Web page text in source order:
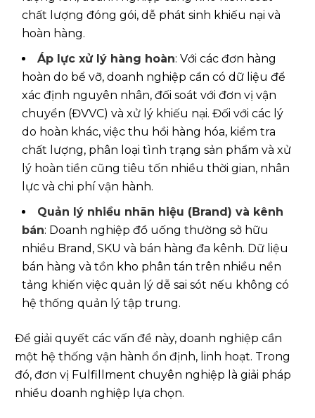
chất lượng đóng gói, dễ phát sinh khiếu nại và
hoàn hàng.
Áp lực xử lý hàng hoàn: Với các đơn hàng
hoàn do bể vỡ, doanh nghiệp cần có dữ liệu để
xác định nguyên nhân, đối soát với đơn vị vận
chuyển (ĐVVC) và xử lý khiếu nại. Đối với các lý
do hoàn khác, việc thu hồi hàng hóa, kiểm tra
chất lượng, phân loại tình trạng sản phẩm và xử
lý hoàn tiền cũng tiêu tốn nhiều thời gian, nhân
lực và chi phí vận hành.
Quản lý nhiều nhãn hiệu (Brand) và kênh
bán: Doanh nghiệp đồ uống thường sở hữu
nhiều Brand, SKU và bán hàng đa kênh. Dữ liệu
bán hàng và tồn kho phân tán trên nhiều nền
tảng khiến việc quản lý dễ sai sót nếu không có
hệ thống quản lý tập trung.
Để giải quyết các vấn đề này, doanh nghiệp cần
một hệ thống vận hành ổn định, linh hoạt. Trong
đó, đơn vị Fulfillment chuyên nghiệp là giải pháp
nhiều doanh nghiệp lựa chọn.